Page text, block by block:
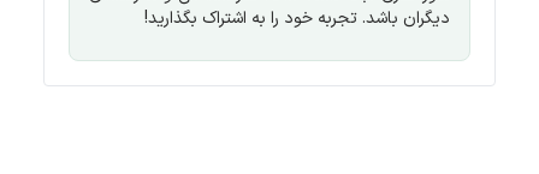
دیگران باشد. تجربه خود را به اشتراک بگذارید!